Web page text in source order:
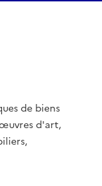
de biens
d'art,